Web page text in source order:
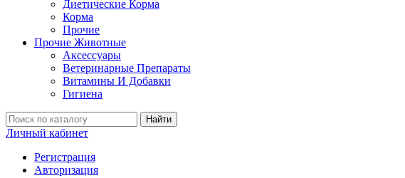
Диетические Корма
Корма
Прочие
Прочие Животные
Аксессуары
Ветеринарные Препараты
Витамины И Добавки
Гигиена
Найти
Личный кабинет
Регистрация
Авторизация